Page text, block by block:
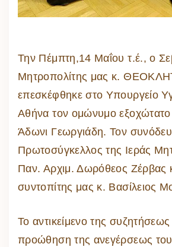
Την Πέμπτη,14 Μαΐου τ.έ., ο
Μητροπολίτης μας κ.
επεσκέφθηκε στο Υπουργείο
Αθήνα τον ομώνυμο
Άδωνι Γεωργιάδη. Τον
Πρωτοσύγκελλος της Ιεράς
Παν. Αρχιμ. Δωρόθεος Ζέρβας
συντοπίτης μας κ. Βασίλειος
Το αντικείμενο της
προώθηση της ανεγέρσεως